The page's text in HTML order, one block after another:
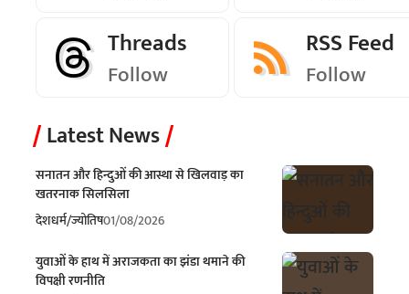
Threads
Follow
RSS Feed
Follow
Latest News
सनातन और हिन्दुओं की आस्था से खिलवाड़ का
खतरनाक सिलसिला
देशधर्म/ज्योतिष01/08/2026
युवाओं के हाथ में अराजकता का झंडा थमाने की
विपक्षी रणनीति